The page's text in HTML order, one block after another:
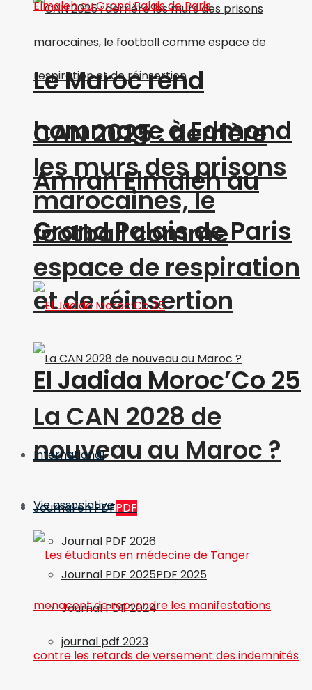
CAN 2025 : derrière
les murs des prisons
marocaines, le
football comme
espace de respiration
et de réinsertion
La CAN 2028 de
nouveau au Maroc ?
Journal en PDFPDF
Journal PDF 2026
Journal PDF 2025PDF 2025
Journal PDF 2024
journal pdf 2023
Le Maroc rend
hommage à Edmond
Amran Elmaleh au
Grand Palais de Paris
El Jadida Moroc’Co 25
International
Vie associative